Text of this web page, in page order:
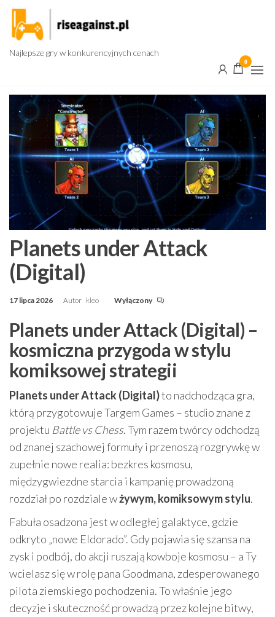
Przejdź
treści
Najlepsze gry w konkurencyjnych cenach
0
Planets under Attack
(Digital)
17 lipca 2026 Autor kleo Wyłączony
Planets under Attack (Digital) –
kosmiczna przygoda w stylu
komiksowej strategii
Planets under Attack (Digital)to nadchodząca gra,
którą przygotowuje Targem Games – studio znane z
projektu Battle vs Chess. Tym razem twórcy odchodzą
od znanej szachowej formuły i przenoszą rozgrywkę w
zupełnie nowe realia: bezkres kosmosu,
międzygwiezdne starcia i kampanię prowadzoną
rozdział po rozdziale wżywym, komiksowym stylu.
Fabuła osadzona jest w odległej galaktyce, gdzie
odkryto „nowe Eldorado”. Gdy pojawia się szansa na
zysk i podbój, do akcji ruszają kowboje kosmosu – a Ty
wcielasz się w rolę pana Goodmana, zdesperowanego
pilota ziemskiego pochodzenia. To właśnie jego
decyzje i skuteczność prowadzą przez kolejne bitwy,